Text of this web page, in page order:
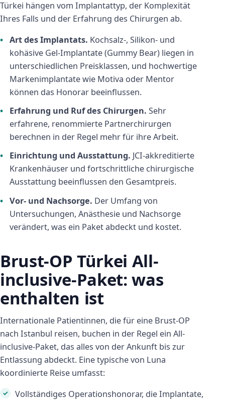
Türkei hängen vom Implantattyp, der Komplexität
Ihres Falls und der Erfahrung des Chirurgen ab.
Art des Implantats. Kochsalz-, Silikon- und
kohäsive Gel-Implantate (Gummy Bear) liegen in
unterschiedlichen Preisklassen, und hochwertige
Markenimplantate wie Motiva oder Mentor
können das Honorar beeinflussen.
Erfahrung und Ruf des Chirurgen. Sehr
erfahrene, renommierte Partnerchirurgen
berechnen in der Regel mehr für ihre Arbeit.
Einrichtung und Ausstattung. JCI-akkreditierte
Krankenhäuser und fortschrittliche chirurgische
Ausstattung beeinflussen den Gesamtpreis.
Vor- und Nachsorge. Der Umfang von
Untersuchungen, Anästhesie und Nachsorge
verändert, was ein Paket abdeckt und kostet.
Brust-OP Türkei All-
inclusive-Paket: was
enthalten ist
Internationale Patientinnen, die für eine Brust-OP
nach Istanbul reisen, buchen in der Regel ein All-
inclusive-Paket, das alles von der Ankunft bis zur
Entlassung abdeckt. Eine typische von Luna
koordinierte Reise umfasst:
Vollständiges Operationshonorar, die Implantate,